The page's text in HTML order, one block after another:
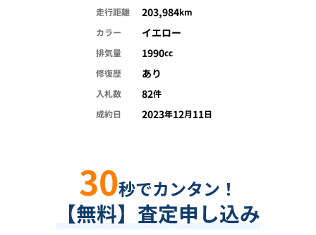
走行距離 203,984km
カラー
イエロー
排気量 1990cc
修復歴
あり
入札数 82件
成約日
2023年12月11日
30秒でカンタン！
【無料】査定申し込み